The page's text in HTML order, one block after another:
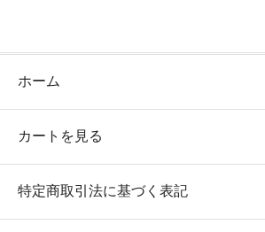
ホーム
カートを見る
特定商取引法に基づく表記